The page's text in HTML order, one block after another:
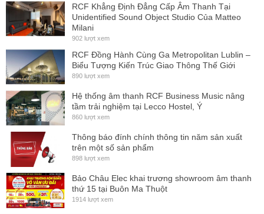
Công suất RMS: 300W
Công suất Peak: 1200W
Amply khuyên dùng: 600W
Trở kháng: 8ohms
Tần số đáp tuyến: 67Hz - 20kHz (-10dB)
Độ nhạy (1w @ 1m): 97dB
Cường độ phát âm cực đại: 128dB
Kết nối : 2 x NL4
Góc phủ âm (Ngang x Dọc): 90° x 60°
Vỏ loa : Gỗ ép bạch dương
Kiểu Dáng: Loa Đứng
Kích thước (Rộng x Cao x Sâu): 300 x 500 x 298 mm
Trọng lượng: 16 kg/ loa
RCF Khẳng Định Đẳng Cấp Âm Thanh Tại
Unidentified Sound Object Studio Của Matteo
Milani
902 lượt xem
RCF Đồng Hành Cùng Ga Metropolitan Lublin –
Biểu Tượng Kiến Trúc Giao Thông Thế Giới
890 lượt xem
Hệ thống âm thanh RCF Business Music nâng
tầm trải nghiệm tại Lecco Hostel, Ý
860 lượt xem
Thông báo đính chính thông tin năm sản xuất
trên một số sản phẩm
898 lượt xem
Bảo Châu Elec khai trương showroom âm thanh
thứ 15 tại Buôn Ma Thuột
1914 lượt xem